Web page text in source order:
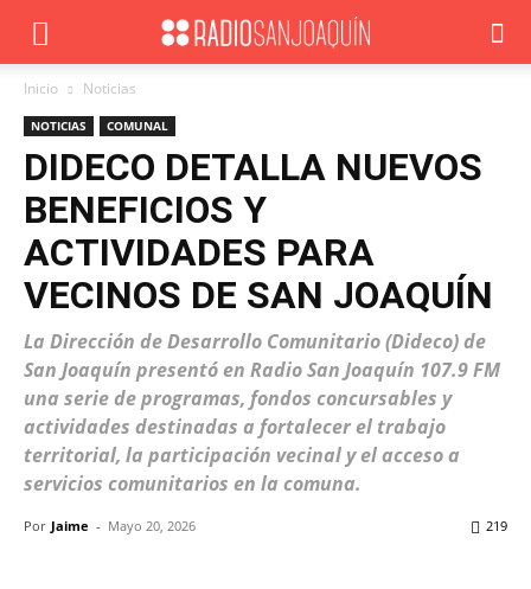
Inicio Noticias
NOTICIAS COMUNAL
DIDECO DETALLA NUEVOS
BENEFICIOS Y
ACTIVIDADES PARA
VECINOS DE SAN JOAQUÍN
La Dirección de Desarrollo Comunitario (Dideco) de
San Joaquín presentó en Radio San Joaquín 107.9 FM
una serie de programas, fondos concursables y
actividades destinadas a fortalecer el trabajo
territorial, la participación vecinal y el acceso a
servicios comunitarios en la comuna.
Por Jaime - Mayo 20, 2026 219